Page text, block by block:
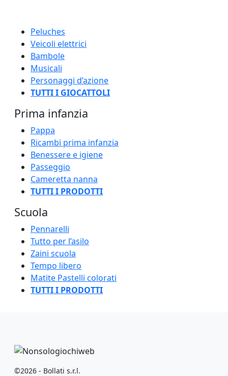
Peluches
Veicoli elettrici
Bambole
Musicali
Personaggi d’azione
TUTTI I GIOCATTOLI
Prima infanzia
Pappa
Ricambi prima infanzia
Benessere e igiene
Passeggio
Cameretta nanna
TUTTI I PRODOTTI
Scuola
Pennarelli
Tutto per l’asilo
Zaini scuola
Tempo libero
Matite Pastelli colorati
TUTTI I PRODOTTI
©2026 - Bollati s.r.l.